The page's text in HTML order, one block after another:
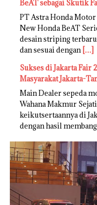
BeAT sebagai Skutik
PT Astra Honda
New Honda BeAT
desain striping
dan sesuai dengan […]
Sukses di Jakarta Fair
Masyarakat Jakarta-
Main Dealer sepeda
Wahana Makmur
keikutsertaannya di
dengan hasil